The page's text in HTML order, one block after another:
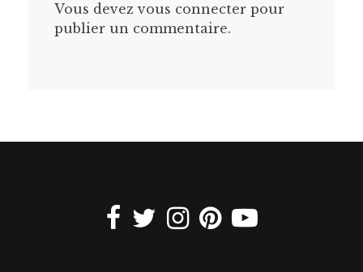
Vous devezvous connecter pour
publier un commentaire.